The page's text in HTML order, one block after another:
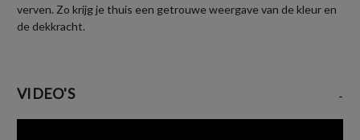
verven. Zo krijg je thuis een getrouwe weergave van de kleur en
de dekkracht.
VIDEO'S -